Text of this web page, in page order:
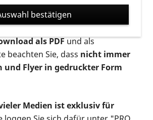
angeboten: zur
als gedruckte Variante
als PDFund als
beachten Sie, dass nicht immer
und Flyer in gedruckter Form
Medien ist exklusiv für
bestätigen